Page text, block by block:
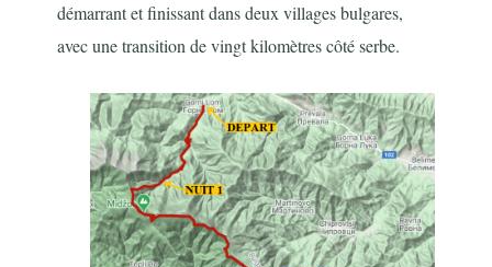
démarrant et finissant dans deux villages bulgares,
avec une transition de vingt kilomètres côté serbe.